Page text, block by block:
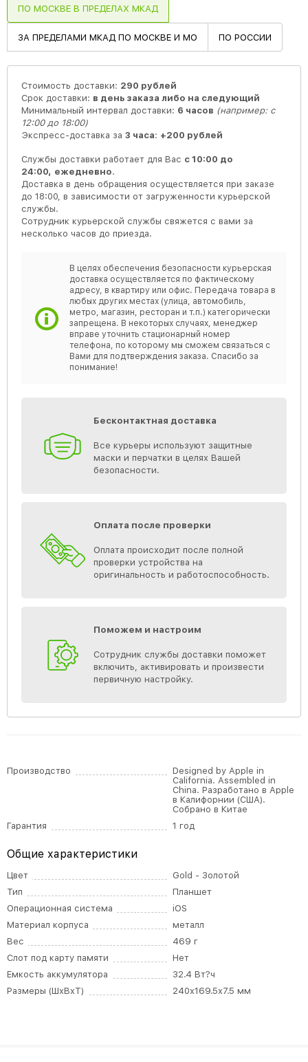
ПО МОСКВЕ В ПРЕДЕЛАХ МКАД
ЗА ПРЕДЕЛАМИ МКАД ПО МОСКВЕ И МО ПО РОССИИ
Стоимость доставки: 290 рублей
Срок доставки: в день заказа либо на следующий
Минимальный интервал доставки: 6 часов (например: с
12:00 до 18:00)
Экспресс-доставка за 3 часа: +200 рублей
Службы доставки работает для Вас с 10:00 до
24:00, ежедневно.
Доставка в день обращения осуществляется при заказе
до 18:00, в зависимости от загруженности курьерской
службы.
Сотрудник курьерской службы свяжется с вами за
несколько часов до приезда.
В целях обеспечения безопасности курьерская
доставка осуществляется по фактическому
адресу, в квартиру или офис. Передача товара в
любых других местах (улица, автомобиль,
метро, магазин, ресторан и т.п.) категорически
запрещена. В некоторых случаях, менеджер
вправе уточнить стационарный номер
телефона, по которому мы сможем связаться с
Вами для подтверждения заказа. Спасибо за
понимание!
Бесконтактная доставка
Все курьеры используют защитные
маски и перчатки в целях Вашей
безопасности.
Оплата после проверки
Оплата происходит после полной
проверки устройства на
оригинальность и работоспособность.
Поможем и настроим
Сотрудник службы доставки поможет
включить, активировать и произвести
первичную настройку.
Производство
Designed by Apple in
California. Assembled in
China. Разработано в Apple
в Калифорнии (США).
Собрано в Китае
Гарантия
1 год
Общие характеристики
Цвет
Gold - Золотой
Тип
Планшет
Операционная система
iOS
Материал корпуса
металл
Вес
469 г
Слот под карту памяти
Нет
Емкость аккумулятора
32.4 Вт?ч
Размеры (ШxВxТ)
240x169.5x7.5 мм